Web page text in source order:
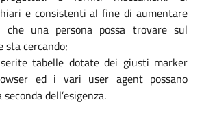
e consistenti al fine di aumentare
che una persona possa trovare sul
sta cercando;
tabelle dotate dei giusti marker
ed i vari user agent possano
dell’esigenza.